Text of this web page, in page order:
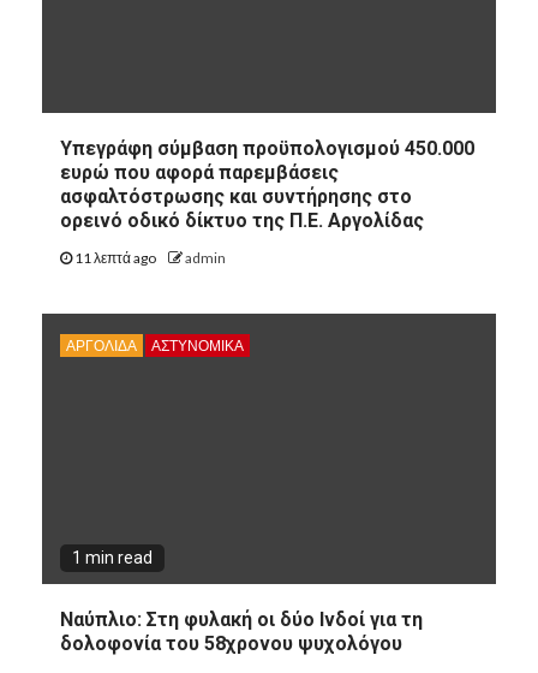
Υπεγράφη σύμβαση προϋπολογισμού 450.000
ευρώ που αφορά παρεμβάσεις
ασφαλτόστρωσης και συντήρησης στο
ορεινό οδικό δίκτυο της Π.Ε. Αργολίδας
11 λεπτά ago admin
ΑΡΓΟΛΙΔΑ ΑΣΤΥΝΟΜΙΚΑ
1 min read
Ναύπλιο: Στη φυλακή οι δύο Ινδοί για τη
δολοφονία του 58χρονου ψυχολόγου